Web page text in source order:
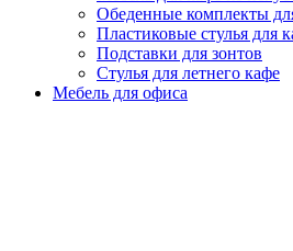
Обеденные комплекты
Пластиковые стулья для
Подставки для зонтов
Стулья для летнего кафе
Мебель для офиса